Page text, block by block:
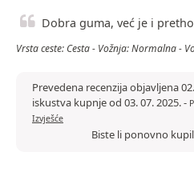
Dobra guma, već je i
Vrsta ceste: Cesta - Vožnja: Normalna -
Prevedena recenzija objavljena
iskustva kupnje od 03. 07. 2025.-
Izvješće
Biste li ponovno